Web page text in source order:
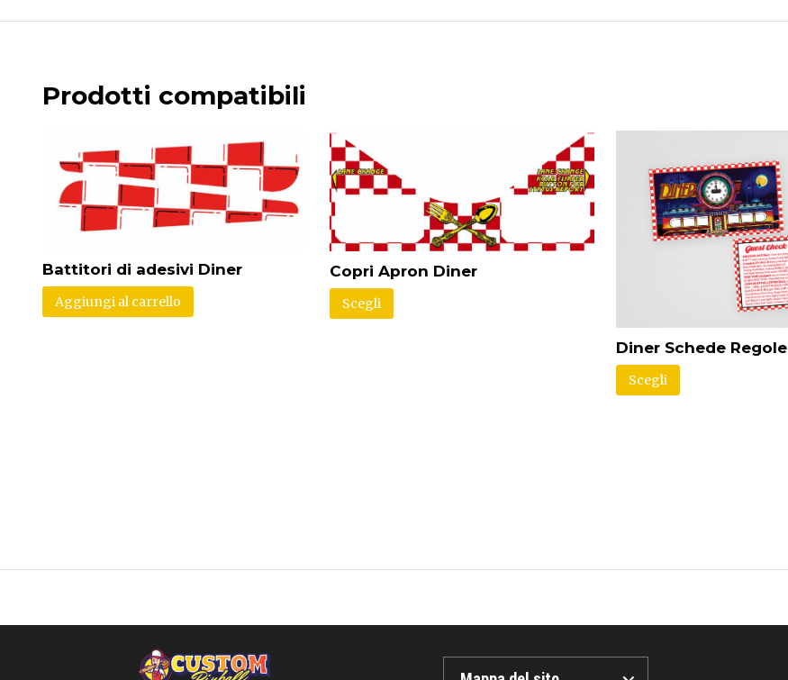
Prodotti compatibili
Battitori di adesivi Diner
Aggiungi al carrello
Copri Apron Diner
Scegli
Diner Schede Regole
Scegli